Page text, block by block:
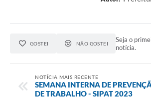
GOSTEI NÃO GOSTEI
Seja o
notícia.
NOTÍCIA MAIS RECENTE
SEMANA INTERNA DE
DE TRABALHO - SIPAT 2023